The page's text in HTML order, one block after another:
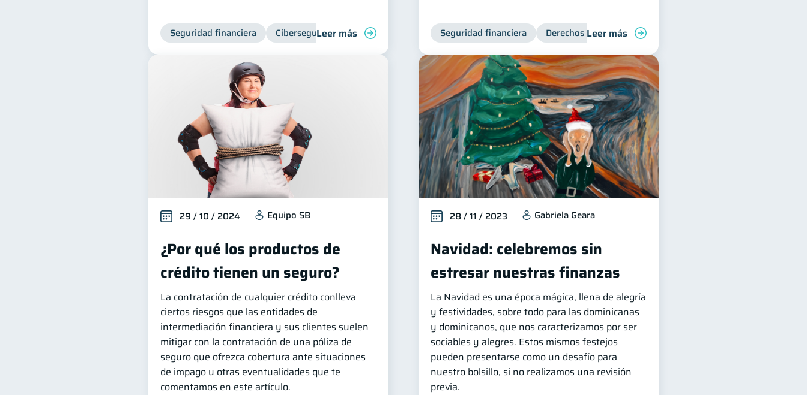
Seguridad financiera CiberseguridadLeer más Seguridad financiera Derechos & Deberes
Leer más
29 / 10 / 2024 Equipo SB
¿Por qué los productos de
crédito tienen un seguro?
La contratación de cualquier crédito conlleva
ciertos riesgos que las entidades de
intermediación financiera y sus clientes suelen
mitigar con la contratación de una póliza de
seguro que ofrezca cobertura ante situaciones
de impago u otras eventualidades que te
comentamos en este artículo.
28 / 11 / 2023 Gabriela Geara
Navidad: celebremos sin
estresar nuestras finanzas
La Navidad es una época mágica, llena de alegría
y festividades, sobre todo para las dominicanas
y dominicanos, que nos caracterizamos por ser
sociables y alegres. Estos mismos festejos
pueden presentarse como un desafío para
nuestro bolsillo, si no realizamos una revisión
previa.